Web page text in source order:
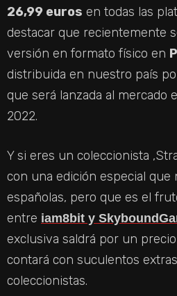
26,99 euros en todas las
destacar que recientemente
versión en formato físico en
distribuida en nuestro país
que será lanzada al mercado
2022.
Y si eres un coleccionista
con una edición especial que
españolas, pero que es el
entre iam8bit y
exclusiva saldrá por un
contará con suculentos
coleccionistas.